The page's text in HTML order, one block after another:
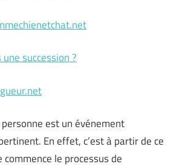
succession ?
personne est un événement
En effet, c’est à partir de ce
le processus de